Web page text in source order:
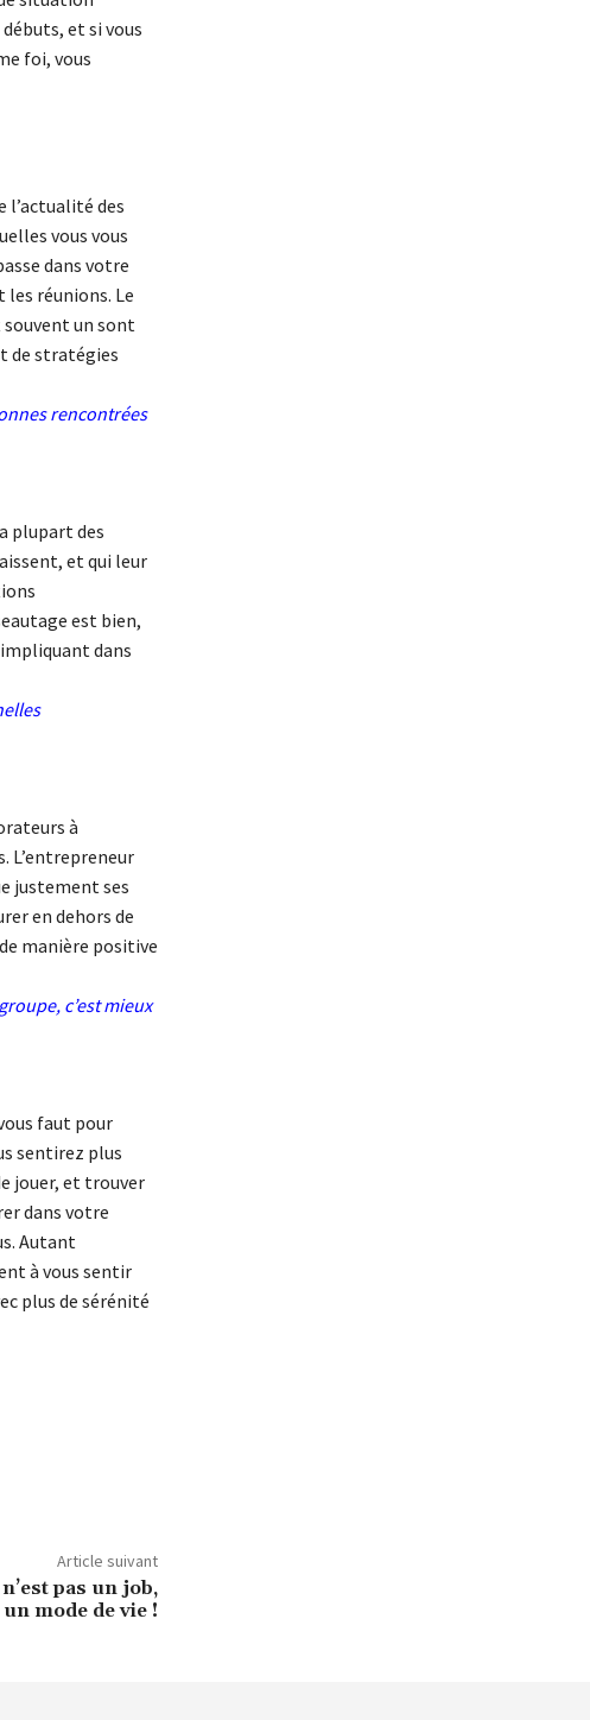
et si vous
foi, vous
l’actualité des
vous vous
dans votre
les réunions. Le
souvent un sont
de stratégies
rencontrées
plupart des
et qui leur
est bien,
dans
à
L’entrepreneur
justement ses
en dehors de
manière positive
c’est mieux
faut pour
sentirez plus
jouer, et trouver
dans votre
Autant
à vous sentir
plus de sérénité
Article suivant
pas un job,
un mode de vie !